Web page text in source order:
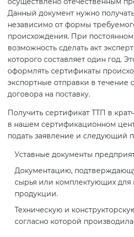
Данный документ нужно
независимо от формы
происхождения. При постоянном
возможность сделать акт
которого составляет один год.
оформлять сертификаты
экспортные отправки в течение
договора на поставку.
Получить сертификат ТТП в
в нашем сертификационном
подать заявление и следующий
Уставные документы
Документацию,
сырья или комплектующих для
продукции.
Техническую и
согласно которой
Действующие технические
регламенты